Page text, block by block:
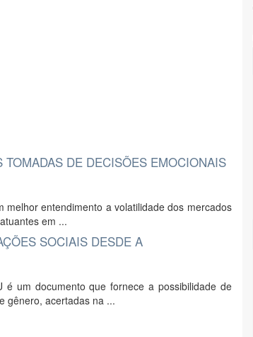
DE DECISÕES EMOCIONAIS
entendimento a volatilidade dos mercados
em ...
SOCIAIS DESDE A
um documento que fornece a possibilidade de
gênero, acertadas na ...